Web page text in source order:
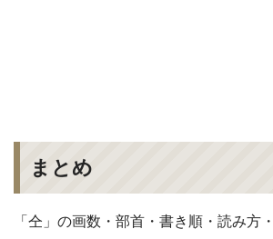
まとめ
「仝」の画数・部首・書き順・読み方